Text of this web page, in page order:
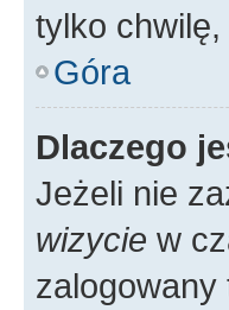
tylko
Góra
Dlaczego
Jeżeli nie
wizycie w